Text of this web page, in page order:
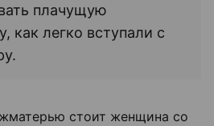
плачущую
как легко вступали с
стоит женщина со